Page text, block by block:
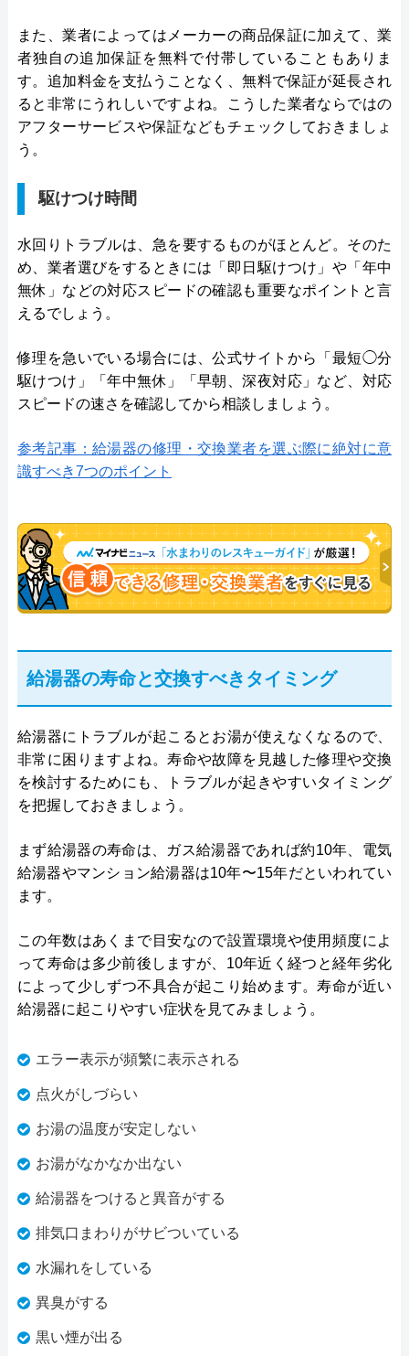
また、業者によってはメーカーの商品保証に加えて、業
者独自の追加保証を無料で付帯していることもありま
す。追加料金を支払うことなく、無料で保証が延長され
ると非常にうれしいですよね。こうした業者ならではの
アフターサービスや保証などもチェックしておきましょ
う。
駆けつけ時間
水回りトラブルは、急を要するものがほとんど。そのた
め、業者選びをするときには「即日駆けつけ」や「年中
無休」などの対応スピードの確認も重要なポイントと言
えるでしょう。
修理を急いでいる場合には、公式サイトから「最短◯分
駆けつけ」「年中無休」「早朝、深夜対応」など、対応
スピードの速さを確認してから相談しましょう。
参考記事：給湯器の修理・交換業者を選ぶ際に絶対に意
識すべき7つのポイント
給湯器の寿命と交換すべきタイミング
給湯器にトラブルが起こるとお湯が使えなくなるので、
非常に困りますよね。寿命や故障を見越した修理や交換
を検討するためにも、トラブルが起きやすいタイミング
を把握しておきましょう。
まず給湯器の寿命は、ガス給湯器であれば約10年、電気
給湯器やマンション給湯器は10年〜15年だといわれてい
ます。
この年数はあくまで目安なので設置環境や使用頻度によ
って寿命は多少前後しますが、10年近く経つと経年劣化
によって少しずつ不具合が起こり始めます。寿命が近い
給湯器に起こりやすい症状を見てみましょう。
エラー表示が頻繁に表示される
点火がしづらい
お湯の温度が安定しない
お湯がなかなか出ない
給湯器をつけると異音がする
排気口まわりがサビついている
水漏れをしている
異臭がする
黒い煙が出る